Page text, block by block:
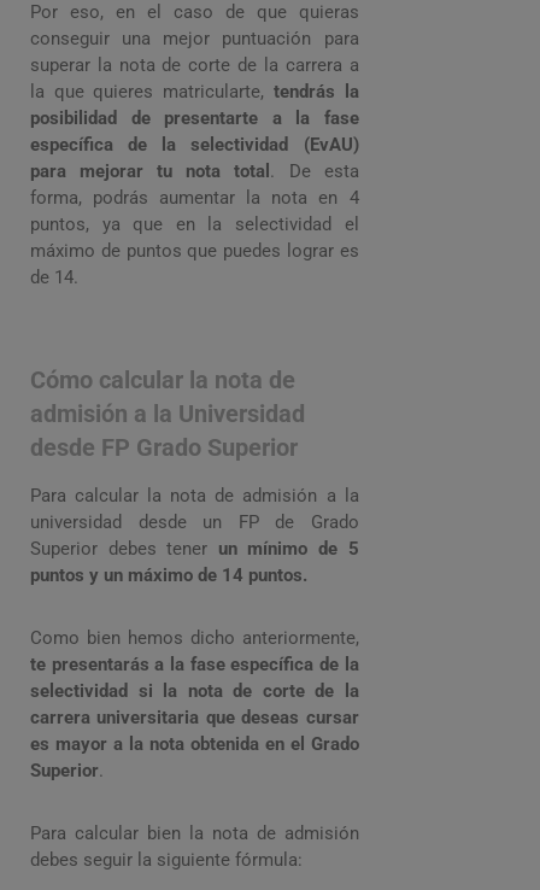
Por eso, en el caso de que quieras
conseguir una mejor puntuación para
superar la nota de corte de la carrera a
la que quieres matricularte, tendrás la
posibilidad de presentarte a la fase
específica de la selectividad (EvAU)
para mejorar tu nota total . De esta
forma, podrás aumentar la nota en 4
puntos, ya que en la selectividad el
máximo de puntos que puedes lograr es
de 14.
Cómo calcular la nota de
admisión a la Universidad
desde FP Grado Superior
Para calcular la nota de admisión a la
universidad desde un FP de Grado
Superior debes tener un mínimo de 5
puntos y un máximo de 14 puntos.
Como bien hemos dicho anteriormente,
te presentarás a la fase específica de la
selectividad si la nota de corte de la
carrera universitaria que deseas cursar
es mayor a la nota obtenida en el Grado
Superior.
Para calcular bien la nota de admisión
debes seguir la siguiente fórmula: